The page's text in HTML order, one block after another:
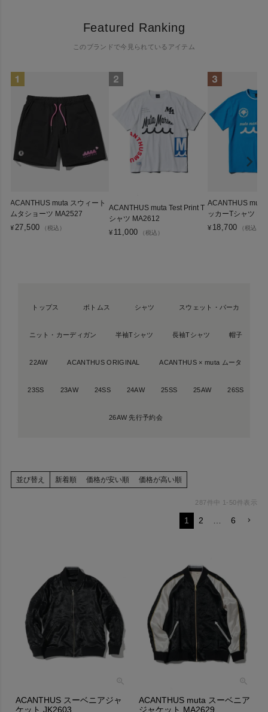
Featured Ranking
このブランドで今見られているアイテム
ACANTHUS muta スウィート
ムタショーツ MA2527
¥ 27,500 （税込）
ACANTHUS muta Test Print T
シャツ MA2612
¥ 11,000 （税込）
ACANTHUS muta
ッカーTシャツ
¥ 18,700 （税込）
トップス ボトムス シャツ スウェット・パーカ
ニット・カーディガン 半袖Tシャツ 長袖Tシャツ 帽子
22AW ACANTHUS ORIGINAL ACANTHUS × muta ムータ
23SS 23AW 24SS 24AW 25SS 25AW 26SS
26AW 先行予約会
並び替え 新着順 価格が安い順 価格が高い順
287 件中 1 - 50件表示
1 2 6
ACANTHUS スーベニアジャ
ケット JK2603
ACANTHUS muta スーベニア
ジャケット MA2629